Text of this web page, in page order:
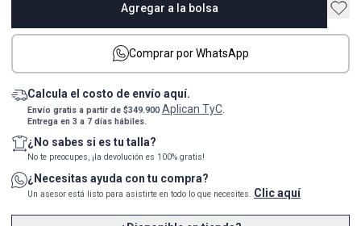
Agregar a la bolsa
Comprar por WhatsApp
Calcula el costo de envío aquí.
Envío gratis a partir de $349.900Aplican TyC.
Entrega en 3 a 7 días hábiles.
¿No sabes si es tu talla?
No te preocupes, ¡la devolución es 100% gratis!
¿Necesitas ayuda con tu compra?
Un asesor está listo para asistirte en todo lo que necesites. Clic aquí